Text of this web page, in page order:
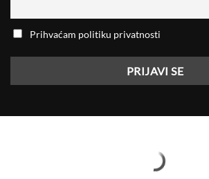
Prihvaćam politiku privatnosti